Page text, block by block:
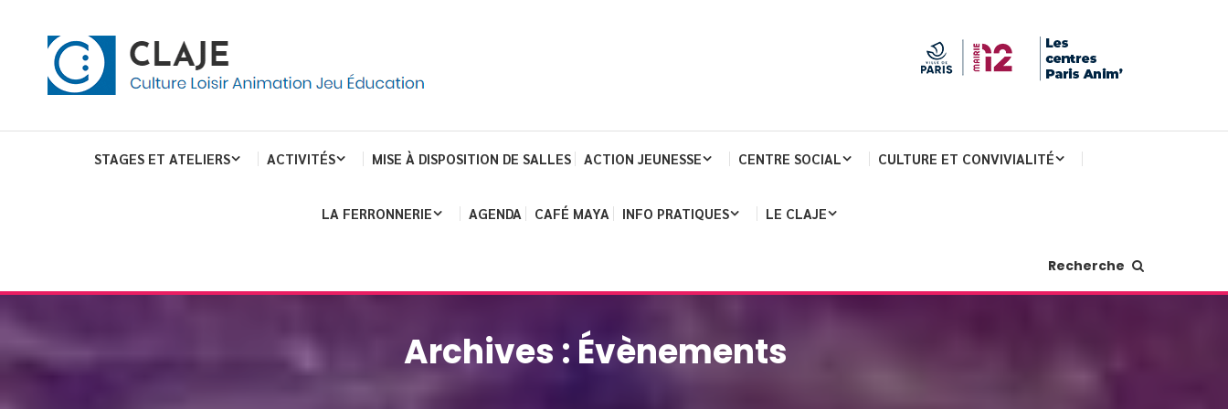
Claje
STAGES ET ATELIERS ACTIVITÉS MISE À DISPOSITION DE SALLES ACTION JEUNESSE CENTRE SOCIAL CULTURE ET CONVIVIALITÉ
LA FERRONNERIE AGENDA CAFÉ MAYA INFO PRATIQUES LE CLAJE
Recherche
Archives : Évènements